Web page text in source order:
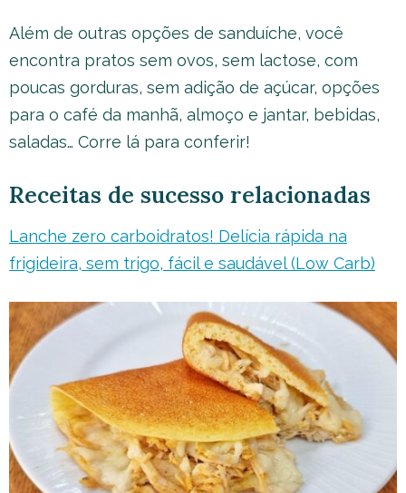
Além de outras opções de sanduíche, você
encontra pratos sem ovos, sem lactose, com
poucas gorduras, sem adição de açúcar, opções
para o café da manhã, almoço e jantar, bebidas,
saladas… Corre lá para conferir!
Receitas de sucesso relacionadas
Lanche zero carboidratos! Delícia rápida na
frigideira, sem trigo, fácil e saudável (Low Carb)